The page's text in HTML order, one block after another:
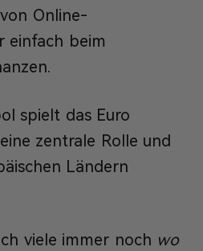
Online-
einfach beim
spielt das Euro
zentrale Rolle und
Ländern
viele immer noch wo